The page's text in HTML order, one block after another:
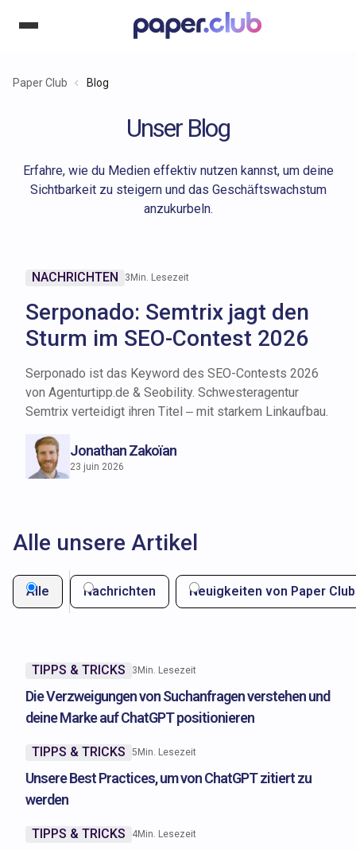
Paper Club Blog
Unser Blog
Erfahre, wie du Medien effektiv nutzen kannst, um deine
Sichtbarkeit zu steigern und das Geschäftswachstum
anzukurbeln.
NACHRICHTEN 3 Min. Lesezeit
Serponado: Semtrix jagt den
Sturm im SEO-Contest 2026
Serponado ist das Keyword des SEO-Contests 2026
von Agenturtipp.de & Seobility. Schwesteragentur
Semtrix verteidigt ihren Titel – mit starkem Linkaufbau.
Jonathan Zakoïan
23 juin 2026
Alle unsere Artikel
Alle Nachrichten Neuigkeiten von Paper Club
TIPPS & TRICKS 3 Min. Lesezeit
Die Verzweigungen von Suchanfragen verstehen und
deine Marke auf ChatGPT positionieren
TIPPS & TRICKS 5 Min. Lesezeit
Unsere Best Practices, um von ChatGPT zitiert zu
werden
TIPPS & TRICKS 4Min. Lesezeit